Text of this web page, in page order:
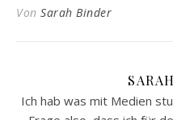
Von Sarah Binder
Ich hab was mit Medien